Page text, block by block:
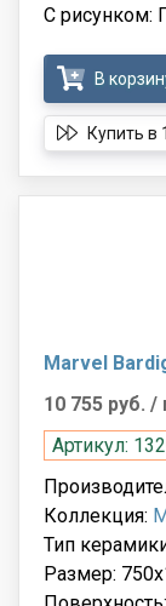
С рисунком:
В
Купить в
Marvel
10 755 руб. /
Артикул:
Коллекция:
Тип
Размер: